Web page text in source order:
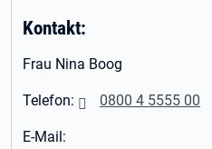
Kontakt:
Frau Nina Boog
Telefon: 0800 4 5555 00
E-Mail: